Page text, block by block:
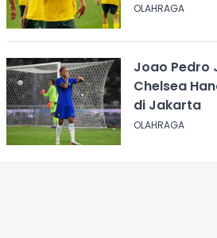
OLAHRAGA
Joao Pedro
Chelsea
di Jakarta
OLAHRAGA